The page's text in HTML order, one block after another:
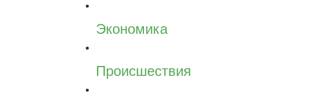
Экономика
Происшествия